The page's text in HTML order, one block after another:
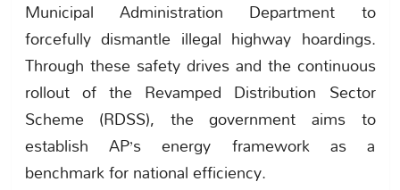
Municipal Administration Department to
forcefully dismantle illegal highway hoardings.
Through these safety drives and the continuous
rollout of the Revamped Distribution Sector
Scheme (RDSS), the government aims to
establish AP’s energy framework as a
benchmark for national efficiency.